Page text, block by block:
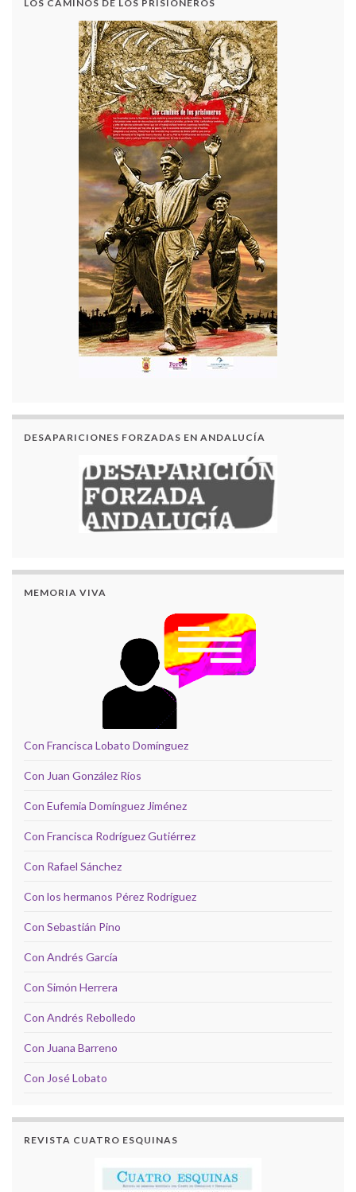
LOS CAMINOS DE LOS PRISIONEROS
DESAPARICIONES FORZADAS EN ANDALUCÍA
MEMORIA VIVA
Con Francisca Lobato Domínguez
Con Juan González Ríos
Con Eufemia Domínguez Jiménez
Con Francisca Rodríguez Gutiérrez
Con Rafael Sánchez
Con los hermanos Pérez Rodríguez
Con Sebastián Pino
Con Andrés García
Con Simón Herrera
Con Andrés Rebolledo
Con Juana Barreno
Con José Lobato
REVISTA CUATRO ESQUINAS